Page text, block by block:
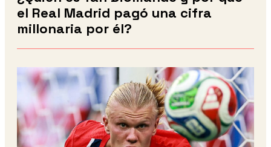
el Real Madrid pagó una cifra
millonaria por él?